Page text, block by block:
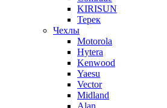
KIRISUN
Терек
Чехлы
Motorola
Hytera
Kenwood
Yaesu
Vector
Midland
Alan